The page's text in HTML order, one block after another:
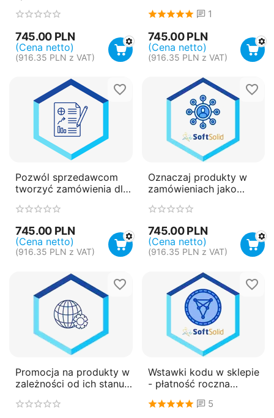
745.00 PLN
(Cena netto)
(916.35 PLN z VAT)
1
745.00 PLN
(Cena netto)
(916.35 PLN z VAT)
Pozwól sprzedawcom
tworzyć zamówienia dla
745.00 PLN
(Cena netto)
(916.35 PLN z VAT)
Oznaczaj produkty w
zamówieniach jako
745.00 PLN
(Cena netto)
(916.35 PLN z VAT)
Promocja na produkty w
zależności od ich stanu
Wstawki kodu w sklepie
- płatność roczna
5